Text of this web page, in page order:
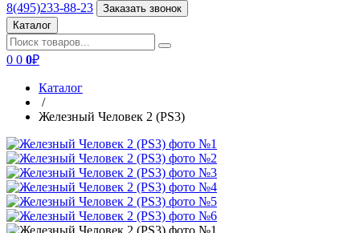
8(495)233-88-23
Заказать звонок
Каталог
0 0 0₽
Каталог
/
Железный Человек 2 (PS3)